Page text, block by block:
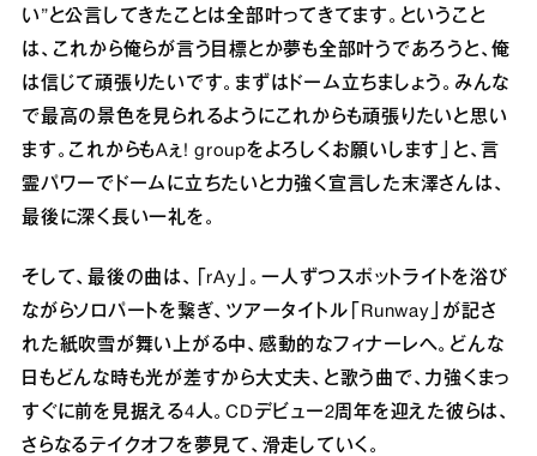
い”と公⾔してきたことは全部叶ってきてます。ということ
は、これから俺らが⾔う⽬標とか夢も全部叶うであろうと、俺
は信じて頑張りたいです。まずはドーム⽴ちましょう。みんな
で最⾼の景⾊を⾒られるようにこれからも頑張りたいと思い
ます。これからもAぇ! groupをよろしくお願いします」と、⾔
霊パワーでドームに⽴ちたいと⼒強く宣⾔した末澤さんは、
最後に深く⻑い⼀礼を。
そして、最後の曲は、「rAy」。⼀⼈ずつスポットライトを浴び
ながらソロパートを繋ぎ、ツアータイトル「Runway」が記さ
れた紙吹雪が舞い上がる中、感動的なフィナーレへ。どんな
⽇もどんな時も光が差すから⼤丈夫、と歌う曲で、⼒強くまっ
すぐに前を⾒据える4⼈。CDデビュー2周年を迎えた彼らは、
さらなるテイクオフを夢⾒て、滑⾛していく。